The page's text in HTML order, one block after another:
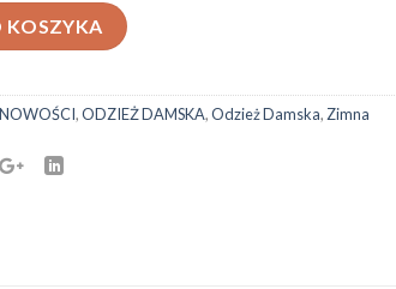
KOSZYKA
NOWOŚCI,ODZIEŻ DAMSKA,Odzież Damska, Zimna